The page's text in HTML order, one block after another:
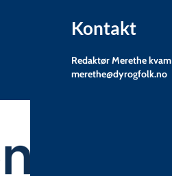
Kontakt
Redaktør Merethe kvam
merethe@dyrogfolk.no